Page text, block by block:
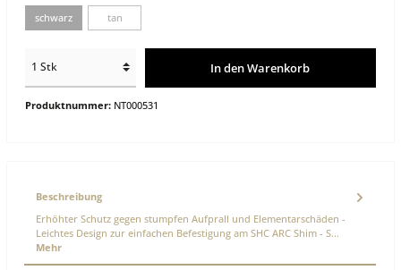
schwarz
tan
In den Warenkorb
Produktnummer: NT000531
Beschreibung
Erhöhter Schutz gegen stumpfen Aufprall und Elementarschäden -
Leichtes Design zur einfachen Befestigung am SHC ARC Shim - S…
Mehr